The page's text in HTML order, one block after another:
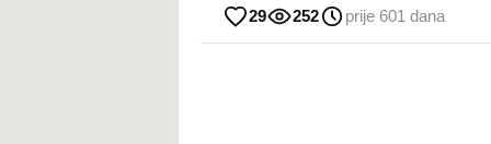
29 252 prije 601 dana